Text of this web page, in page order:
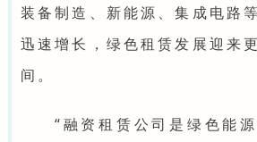
装备制造、新能源、集成电路
迅速增长，绿色租赁发展迎来
间。
“融资租赁公司是绿色能